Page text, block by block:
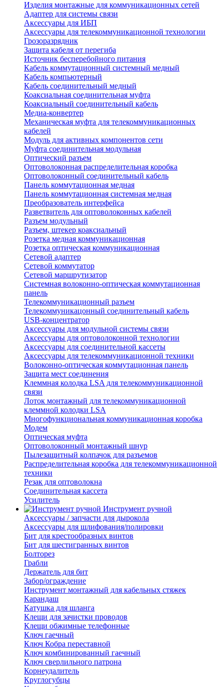
Изделия монтажные для коммуникационных сетей
Адаптер для системы связи
Аксессуары для ИБП
Аксессуары для телекоммуникационной технологии
Грозоразрядник
Защита кабеля от перегиба
Источник бесперебойного питания
Кабель коммутационный системный медный
Кабель компьютерный
Кабель соединительный медный
Коаксиальная соединительная муфта
Коаксиальный соединительный кабель
Медиа-конвертер
Механическая муфта для телекоммуникационных
кабелей
Модуль для активных компонентов сети
Муфта соединительная модульная
Оптический разъем
Оптоволоконная распределительная коробка
Оптоволоконный соединительный кабель
Панель коммутационная медная
Панель коммутационная системная медная
Преобразователь интерфейса
Разветвитель для оптоволоконных кабелей
Разъем модульный
Разъем, штекер коаксиальный
Розетка медная коммуникационная
Розетка оптическая коммуникационная
Сетевой адаптер
Сетевой коммутатор
Сетевой маршрутизатор
Системная волоконно-оптическая коммутационная
панель
Телекоммуникационный разъем
Телекоммуникацонный соединительный кабель
USB-концентратор
Аксессуары для модульной системы связи
Аксессуары для оптоволоконной технологии
Аксессуары для соединительной кассеты
Аксессуары для телекоммуникационной техники
Волоконно-оптическая коммутационная панель
Защита мест соединения
Клеммная колодка LSA для телекоммуникационной
связи
Лоток монтажный для телекоммуникационной
клеммной колодки LSA
Многофункциональная коммуникационная коробка
Модем
Оптическая муфта
Оптоволоконный монтажный шнур
Пылезащитный колпачок для разъемов
Распределительная коробка для телекоммуникационной
техники
Резак для оптоволокна
Соединительная кассета
Усилитель
Инструмент ручной
Аксессуары / запчасти для дырокола
Аксессуары для шлифования/полировки
Бит для крестообразных винтов
Бит для шестигранных винтов
Болторез
Грабли
Держатель для бит
Забор/ограждение
Инструмент монтажный для кабельных стяжек
Карандаш
Катушка для шланга
Клещи для зачистки проводов
Клещи обжимные телефонные
Ключ гаечный
Ключ Кобра переставной
Ключ комбинированный гаечный
Ключ сверлильного патрона
Корнеудалитель
Круглогубцы